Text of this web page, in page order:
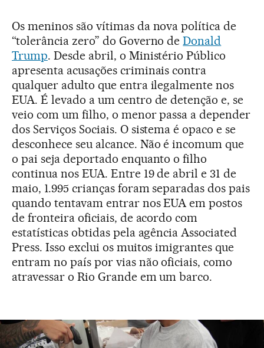
Os meninos são vítimas da nova política de
“tolerância zero” do Governo deDonald
Trump. Desde abril, o Ministério Público
apresenta acusações criminais contra
qualquer adulto que entra ilegalmente nos
EUA. É levado a um centro de detenção e, se
veio com um filho, o menor passa a depender
dos Serviços Sociais. O sistema é opaco e se
desconhece seu alcance. Não é incomum que
o pai seja deportado enquanto o filho
continua nos EUA. Entre 19 de abril e 31 de
maio, 1.995 crianças foram separadas dos pais
quando tentavam entrar nos EUA em postos
de fronteira oficiais, de acordo com
estatísticas obtidas pela agência Associated
Press. Isso exclui os muitos imigrantes que
entram no país por vias não oficiais, como
atravessar o Rio Grande em um barco.